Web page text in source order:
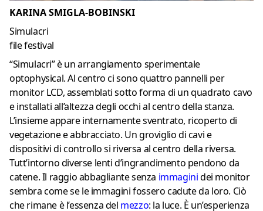
KARINA SMIGLA-BOBINSKI
Simulacri
file festival
“Simulacri” è un arrangiamento sperimentale
optophysical. Al centro ci sono quattro pannelli per
monitor LCD, assemblati sotto forma di un quadrato cavo
e installati all’altezza degli occhi al centro della stanza.
L’insieme appare internamente sventrato, ricoperto di
vegetazione e abbracciato. Un groviglio di cavi e
dispositivi di controllo si riversa al centro della riversa.
Tutt’intorno diverse lenti d’ingrandimento pendono da
catene. Il raggio abbagliante senza immaginidei monitor
sembra come se le immagini fossero cadute da loro. Ciò
che rimane è l’essenza del mezzo: la luce. È un’esperienza